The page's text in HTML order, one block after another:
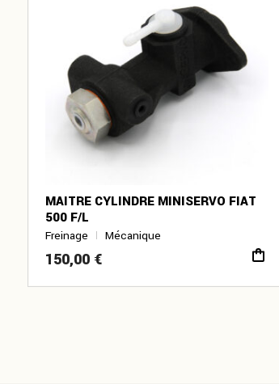
MAITRE CYLINDRE MINISERVO FIAT
500 F/L
Freinage Mécanique
150,00 €